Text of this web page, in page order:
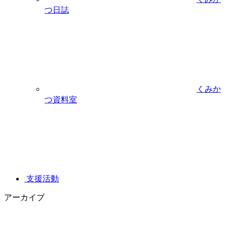
つ日誌
くみか
つ資料室
支援活動
アーカイブ